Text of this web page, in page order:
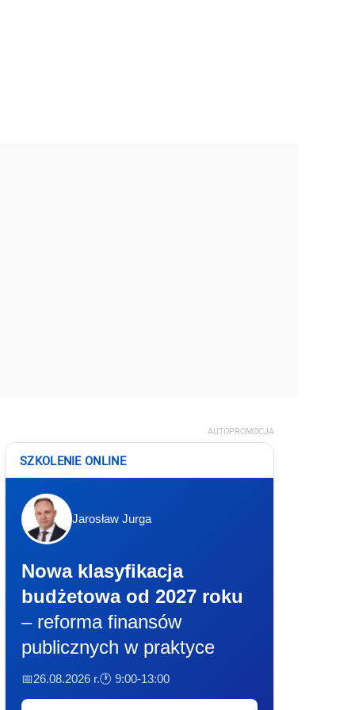
AUTOPROMOCJA
SZKOLENIE ONLINE
Jarosław Jurga
Nowa klasyfikacja
budżetowa od 2027 roku
– reforma finansów
publicznych w praktyce
📅26.08.2026 r.🕐 9:00-13:00